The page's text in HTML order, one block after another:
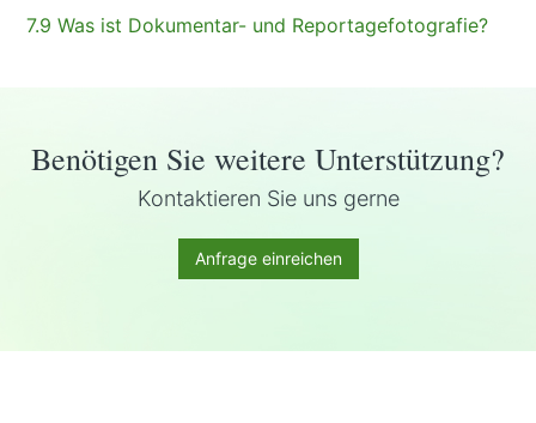
7.9 Was ist Dokumentar- und Reportagefotografie?
Benötigen Sie weitere Unterstützung?
Kontaktieren Sie uns gerne
Anfrage einreichen